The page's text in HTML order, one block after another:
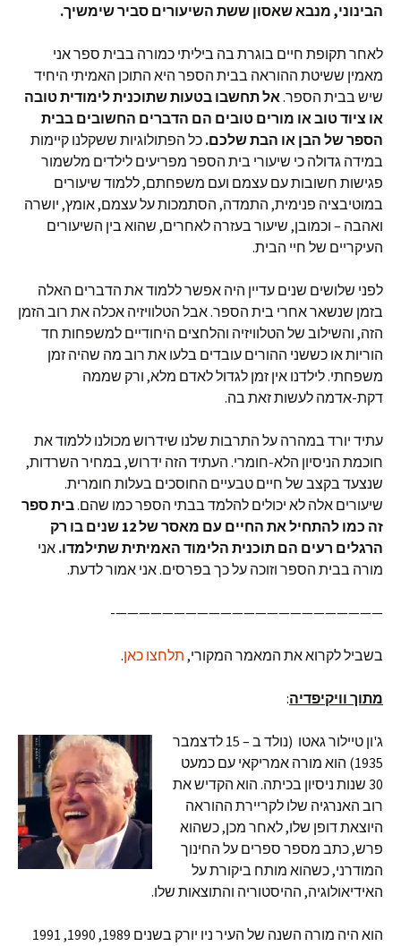
הבינוני, מנבא שאסון ששת השיעורים סביר שימשיך.
לאחר תקופת חיים בוגרת בה ביליתי כמורה בבית ספר אני
מאמין ששיטת ההוראה בבית הספר היא התוכן האמיתי היחיד
שיש בבית הספר.אל תחשבו בטעות שתוכנית לימודית טובה
או ציוד טוב או מורים טובים הם הדברים החשובים בבית
הספר של הבן או הבת שלכם. כל הפתולוגיות ששקלנו קיימות
במידה גדולה כי שיעורי בית הספר מפריעים לילדים מלשמור
פגישות חשובות עם עצמם ועם משפחתם, ללמוד שיעורים
במוטיבציה פנימית, התמדה, הסתמכות על עצמם, אומץ, יושרה
ואהבה – וכמובן, שיעור בעזרה לאחרים, שהוא בין השיעורים
העיקריים של חיי הבית.
לפני שלושים שנים עדיין היה אפשר ללמוד את הדברים האלה
בזמן שנשאר אחרי בית הספר. אבל הטלוויזיה אכלה את רוב הזמן
הזה, והשילוב של הטלוויזיה והלחצים היחודיים למשפחות חד
הוריות או כששני ההורים עובדים בלעו את רוב מה שהיה זמן
משפחתי. לילדנו אין זמן לגדול לאדם מלא, ורק שממה
דקת-אדמה לעשות זאת בה.
עתיד יורד במהרה על התרבות שלנו שידרוש מכולנו ללמוד את
חוכמת הניסיון הלא-חומרי. העתיד הזה ידרוש, במחיר השרדות,
שנצעד בקצב של חיים טבעיים החוסכים בעלות חומרית.
שיעורים אלה לא יכולים להלמד בבתי הספר כמו שהם.בית ספר
זה כמו להתחיל את החיים עם מאסר של 12 שנים בו רק
הרגלים רעים הם תוכנית הלימוד האמיתית שתילמדו. אני
מורה בבית הספר וזוכה על כך בפרסים. אני אמור לדעת.
———————————————————————-
בשביל לקרוא את המאמר המקורי, תלחצו כאן.
מתוך וויקיפדיה:
ג'ון טיילור גאטו (נולד ב – 15 לדצמבר
1935) הוא מורה אמריקאי עם כמעט
30 שנות ניסיון בכיתה. הוא הקדיש את
רוב האנרגיה שלו לקריירת ההוראה
היוצאת דופן שלו, לאחר מכן, כשהוא
פרש, כתב מספר ספרים על החינוך
המודרני, כשהוא מותח ביקורת על
האידיאולוגיה, ההיסטוריה והתוצאות שלו.
הוא היה מורה השנה של העיר ניו יורק בשנים 1989, 1990, 1991